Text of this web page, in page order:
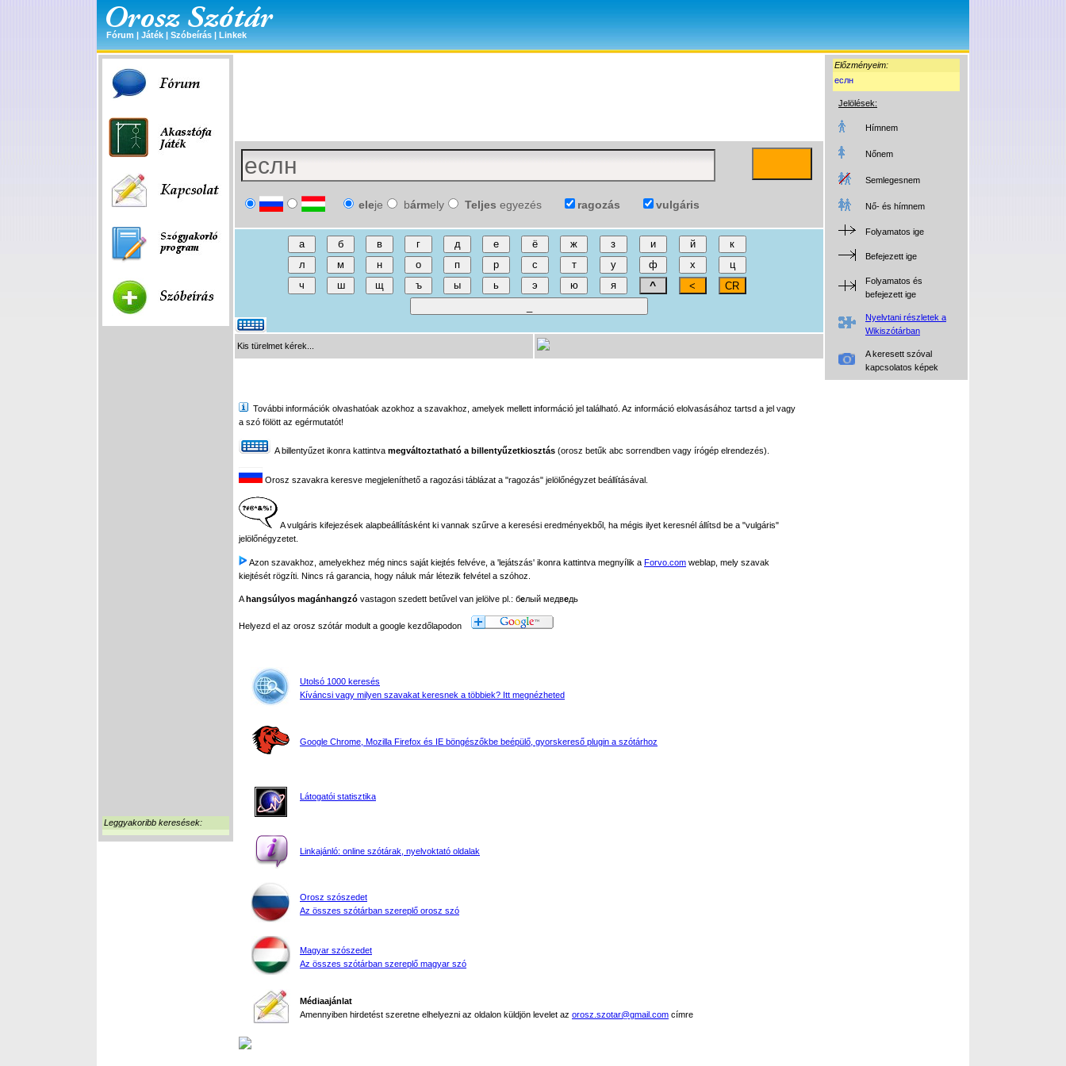
Fórum | Játék | Szóbeírás | Linkek
Előzményeim:
еслн
Jelölések:
Hímnem
Nőnem
Semlegesnem
Nő- és hímnem
Folyamatos ige
Befejezett ige
Folyamatos és
befejezett ige
Nyelvtani részletek a
Wikiszótárban
A keresett szóval
kapcsolatos képek
Leggyakoribb keresések:
eleje bármely Teljes egyezés ragozás vulgáris
Kis türelmet kérek...
További információk olvashatóak azokhoz a szavakhoz, amelyek mellett információ jel található. Az információ elolvasásához tartsd a jel vagy
a szó fölött az egérmutatót!
A billentyűzet ikonra kattintva megváltoztatható a billentyűzetkiosztás (orosz betűk abc sorrendben vagy írógép elrendezés).
Orosz szavakra keresve megjeleníthető a ragozási táblázat a "ragozás" jelölőnégyzet beállításával.
A vulgáris kifejezések alapbeállításként ki vannak szűrve a keresési eredményekből, ha mégis ilyet keresnél állítsd be a "vulgáris"
jelölőnégyzetet.
Azon szavakhoz, amelyekhez még nincs saját kiejtés felvéve, a 'lejátszás' ikonra kattintva megnyílik a Forvo.com weblap, mely szavak
kiejtését rögzíti. Nincs rá garancia, hogy náluk már létezik felvétel a szóhoz.
Ahangsúlyos magánhangzó vastagon szedett betűvel van jelölve pl.: белый медведь
Helyezd el az orosz szótár modult a google kezdőlapodon
Utolsó 1000 keresés
Kíváncsi vagy milyen szavakat keresnek a többiek? Itt megnézheted
Google Chrome, Mozilla Firefox és IE böngészőkbe beépülő, gyorskereső plugin a szótárhoz
Látogatói statisztika
Linkajánló: online szótárak, nyelvoktató oldalak
Orosz szószedet
Az összes szótárban szereplő orosz szó
Magyar szószedet
Az összes szótárban szereplő magyar szó
Médiaajánlat
Amennyiben hirdetést szeretne elhelyezni az oldalon küldjön levelet az orosz.szotar@gmail.com címre